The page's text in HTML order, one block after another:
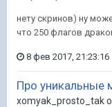
нету скринов) ну
что 250 флагов
8 фев 2017, 21:23:16
Про уникальные
xomyak_prosto_tak